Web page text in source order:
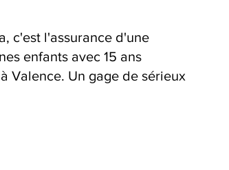
c'est l'assurance d'une
enfants avec 15 ans
Valence. Un gage de sérieux